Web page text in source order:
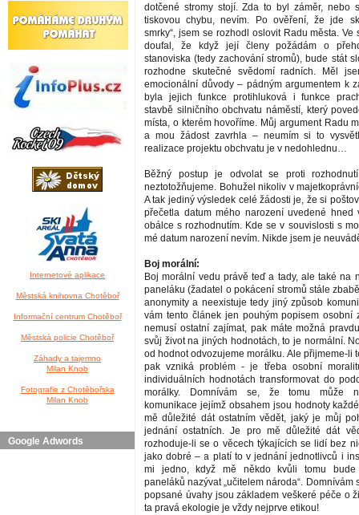
Internetové aplikace
Městská knihovna Chotěboř
Informační centrum Chotěboř
Městská policie Chotěboř
Záhady a tajemno
Milan Knob
Fotografie z Chotěbořska
Milan Knob
Google Adwords
dotčené stromy stojí. Zda to byl záměr, nebo
tiskovou chybu, nevím. Po ověření, že jde
smrky“, jsem se rozhodl oslovit Radu města. Ve
doufal, že když její členy požádám o
stanoviska (tedy zachování stromů), bude stát
rozhodne skutečné svědomí radních. Měl
emocionální důvody – pádným argumentem k
byla jejich funkce protihluková i funkce
stavbě silničního obchvatu náměstí, který
místa, o kterém hovoříme. Můj argument Radu
a mou žádost zavrhla – neumím si to
realizace projektu obchvatu je v nedohlednu…
Běžný postup je odvolat se proti
neztotožňujeme. Bohužel nikoliv v
A tak jediný výsledek celé žádosti je, že si
přečetla datum mého narození uvedené hned
obálce s rozhodnutím. Kde se v souvislosti s
mé datum narození nevím. Nikde jsem je
Boj morální:
Boj morální vedu právě teď a tady, ale také na
paneláku (žadatel o pokácení stromů stále
anonymity a neexistuje tedy jiný způsob
vám tento článek jen pouhým popisem osobní
nemusí ostatní zajímat, pak máte možná
svůj život na jiných hodnotách, to je normální.
od hodnot odvozujeme morálku. Ale přijmeme-li
pak vzniká problém - je třeba osobní
individuálních hodnotách transformovat do
morálky. Domnívám se, že tomu může
komunikace jejímž obsahem jsou hodnoty
mě důležité dát ostatním vědět, jaký je můj
jednání ostatních. Je pro mě důležité dát
rozhoduje-li se o věcech týkajících se lidí bez
jako dobré – a platí to v jednání jednotlivců i
mi jedno, když mě někdo kvůli tomu bude
paneláků nazývat „učitelem národa“. Domnívám
popsané úvahy jsou základem veškeré péče o
ta pravá ekologie je vždy nejprve etikou!